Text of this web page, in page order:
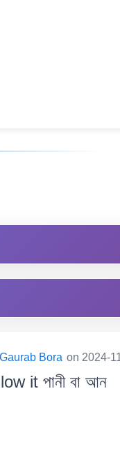
Gaurab Bora on 2024-
it পানী বা আন